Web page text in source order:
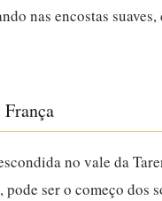
nas encostas
no vale da
ser o começo dos